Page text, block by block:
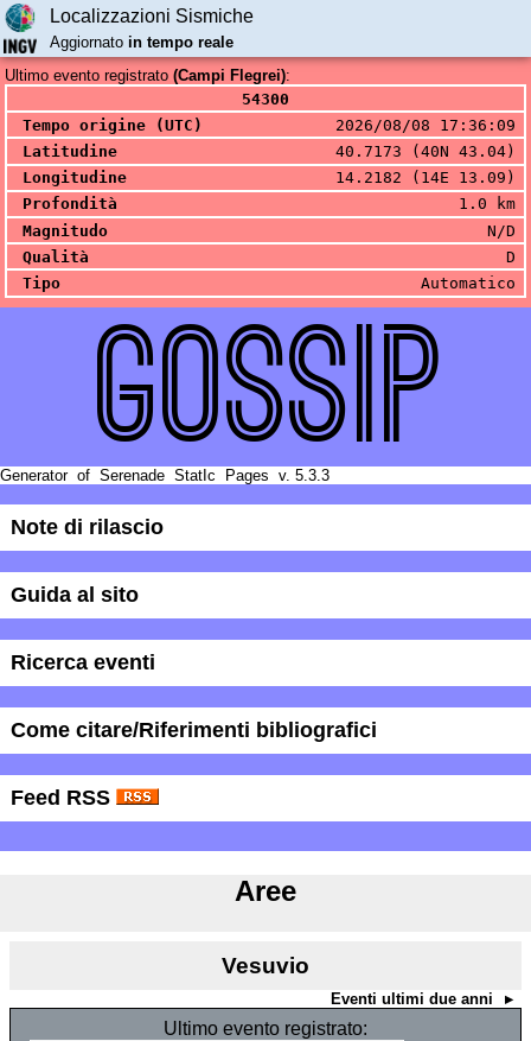
Localizzazioni Sismiche
Aggiornato in tempo reale
Ultimo evento registrato(Campi Flegrei):
54300
Tempo origine (UTC)
2026/08/08 17:36:09
Latitudine
40.7173 (40N 43.04)
Longitudine
14.2182 (14E 13.09)
Profondità
1.0 km
Magnitudo
N/D
Qualità
D
Tipo
Automatico
GOSSIP
Generator of Serenade StatIc Pages v. 5.3.3
Note di rilascio
Guida al sito
Ricerca eventi
Come citare/Riferimenti bibliografici
Feed RSS
Aree
Vesuvio
Eventi ultimi due anni
Ultimo evento registrato: